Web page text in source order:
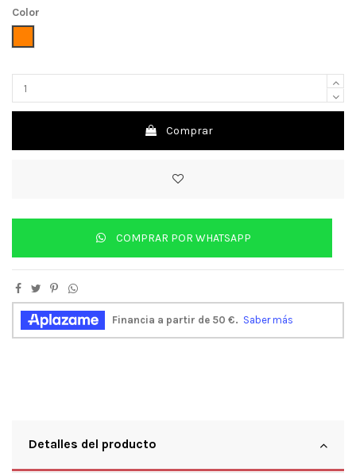
Color
Comprar
COMPRAR POR WHATSAPP
Detalles del producto